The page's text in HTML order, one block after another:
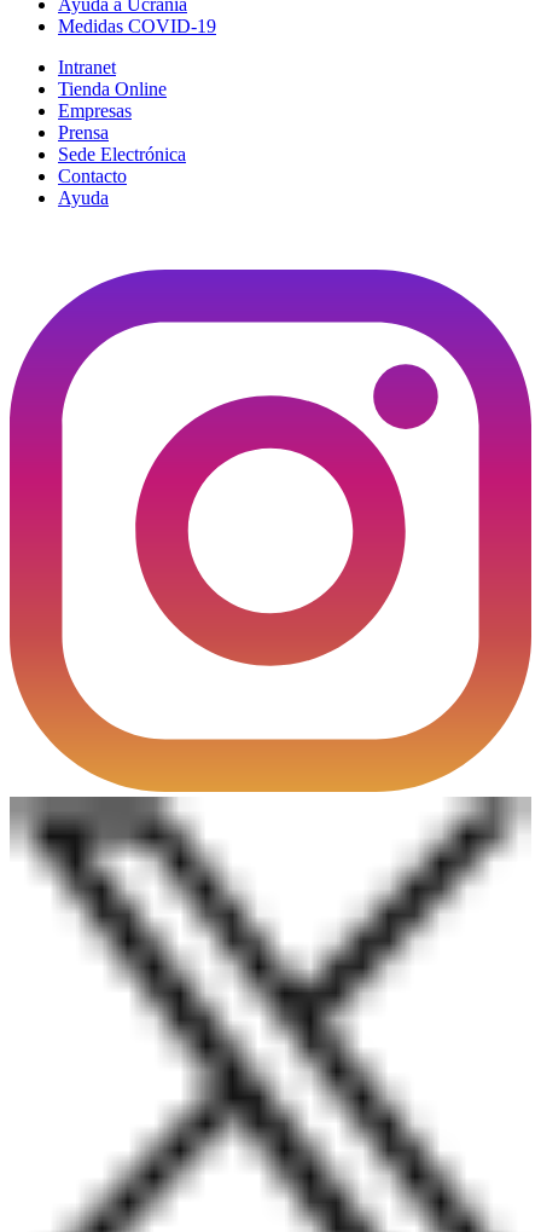
Ayuda a Ucrania
Medidas COVID-19
Intranet
Tienda Online
Empresas
Prensa
Sede Electrónica
Contacto
Ayuda